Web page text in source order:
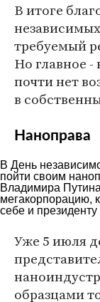
В итоге
требуемый
Но главное -
почти нет
в
Наноправа
В День
пойти своим
Владимира
мегакорпорацию,
себе и президенту
Уже 5 июля
образцами